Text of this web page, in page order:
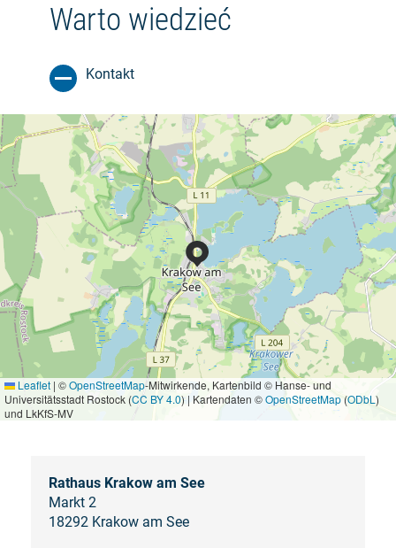
Warto wiedzieć
Kontakt
Leaflet | ©OpenStreetMap-Mitwirkende, Kartenbild © Hanse- und
Universitätsstadt Rostock (CC BY 4.0) | Kartendaten ©OpenStreetMap (ODbL )
und LkKfS-MV
Rathaus Krakow am See
Markt 2
18292 Krakow am See